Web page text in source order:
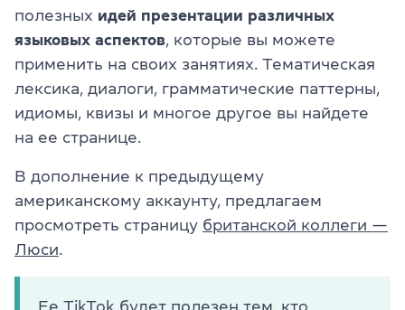
полезных идей презентации различных
языковых аспектов , которые вы можете
применить на своих занятиях. Тематическая
лексика, диалоги, грамматические паттерны,
идиомы, квизы и многое другое вы найдете
на ее странице.
В дополнение к предыдущему
американскому аккаунту, предлагаем
просмотреть страницу британской коллеги —
Люси
Ее TikTok будет полезен тем, кто